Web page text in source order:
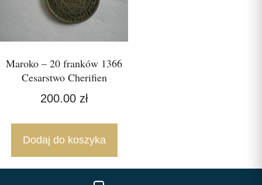
Maroko – 20 franków 1366
Cesarstwo Cherifien
200.00 zł
Dodaj do koszyka